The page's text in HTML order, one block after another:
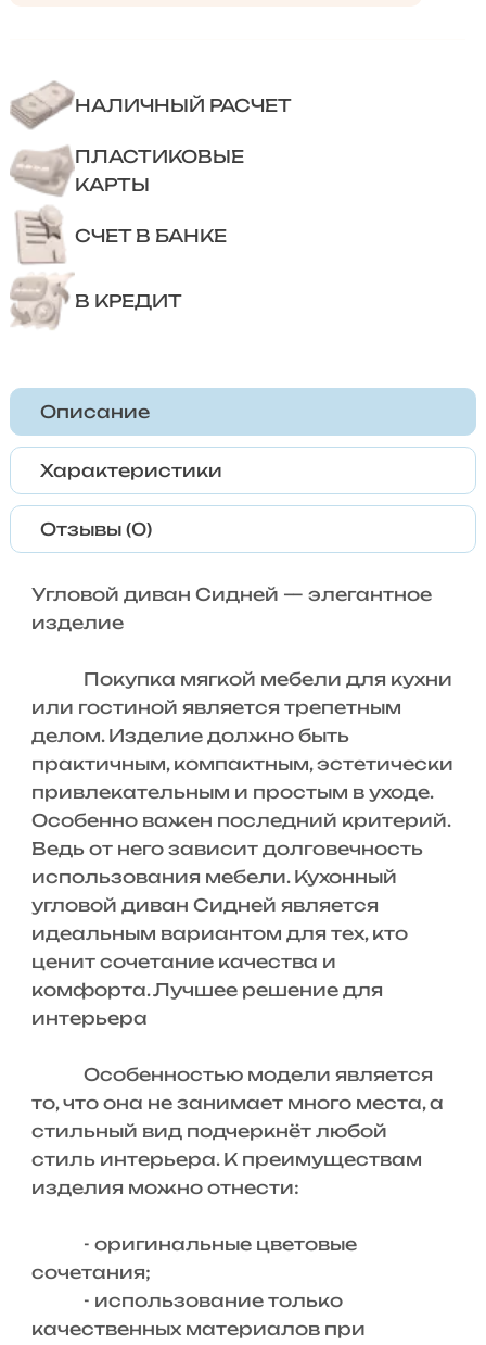
НАЛИЧНЫЙ РАСЧЕТ
ПЛАСТИКОВЫЕ
КАРТЫ
СЧЕТ В БАНКЕ
В КРЕДИТ
Описание
Характеристики
Отзывы (0)
Угловой диван Сидней — элегантное
изделие
Покупка мягкой мебели для кухни
или гостиной является трепетным
делом. Изделие должно быть
практичным, компактным, эстетически
привлекательным и простым в уходе.
Особенно важен последний критерий.
Ведь от него зависит долговечность
использования мебели. Кухонный
угловой диван Сидней является
идеальным вариантом для тех, кто
ценит сочетание качества и
комфорта. Лучшее решение для
интерьера
Особенностью модели является
то, что она не занимает много места, а
стильный вид подчеркнёт любой
стиль интерьера. К преимуществам
изделия можно отнести:
- оригинальные цветовые
сочетания;
- использование только
качественных материалов при